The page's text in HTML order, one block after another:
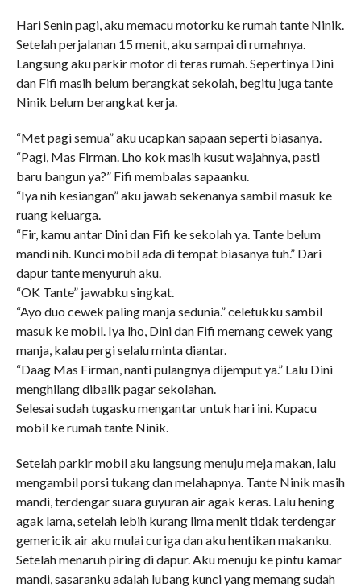
Hari Senin pagi, aku memacu motorku ke rumah tante Ninik.
Setelah perjalanan 15 menit, aku sampai di rumahnya.
Langsung aku parkir motor di teras rumah. Sepertinya Dini
dan Fifi masih belum berangkat sekolah, begitu juga tante
Ninik belum berangkat kerja.
“Met pagi semua” aku ucapkan sapaan seperti biasanya.
“Pagi, Mas Firman. Lho kok masih kusut wajahnya, pasti
baru bangun ya?” Fifi membalas sapaanku.
“Iya nih kesiangan” aku jawab sekenanya sambil masuk ke
ruang keluarga.
“Fir, kamu antar Dini dan Fifi ke sekolah ya. Tante belum
mandi nih. Kunci mobil ada di tempat biasanya tuh.” Dari
dapur tante menyuruh aku.
“OK Tante” jawabku singkat.
“Ayo duo cewek paling manja sedunia.” celetukku sambil
masuk ke mobil. Iya lho, Dini dan Fifi memang cewek yang
manja, kalau pergi selalu minta diantar.
“Daag Mas Firman, nanti pulangnya dijemput ya.” Lalu Dini
menghilang dibalik pagar sekolahan.
Selesai sudah tugasku mengantar untuk hari ini. Kupacu
mobil ke rumah tante Ninik.
Setelah parkir mobil aku langsung menuju meja makan, lalu
mengambil porsi tukang dan melahapnya. Tante Ninik masih
mandi, terdengar suara guyuran air agak keras. Lalu hening
agak lama, setelah lebih kurang lima menit tidak terdengar
gemericik air aku mulai curiga dan aku hentikan makanku.
Setelah menaruh piring di dapur. Aku menuju ke pintu kamar
mandi, sasaranku adalah lubang kunci yang memang sudah